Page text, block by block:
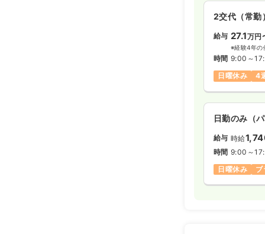
2交代（常勤
給与 27.1万円
※経験4年の
時間 9:00～
日曜休み
4
日勤のみ（
給与 時給
時間 9:00～
日曜休み
ブ